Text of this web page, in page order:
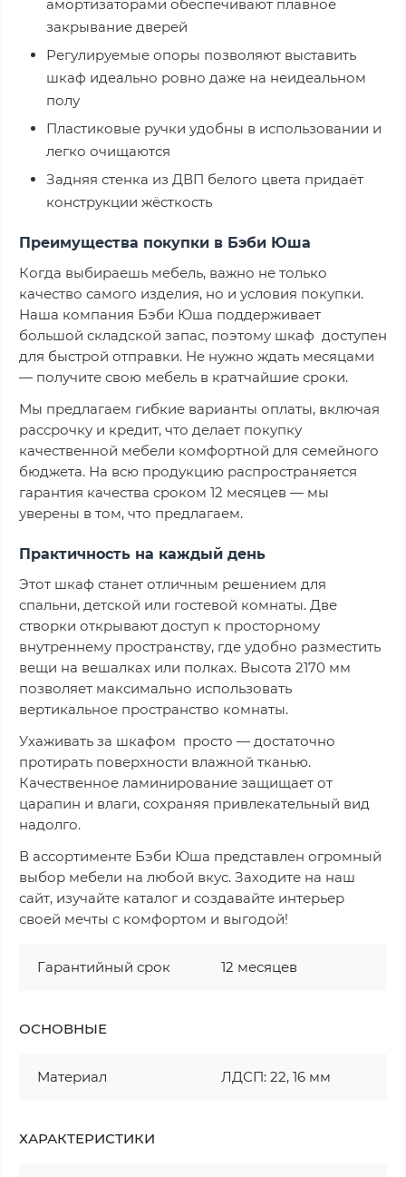
амортизаторами обеспечивают плавное
закрывание дверей
Регулируемые опоры позволяют выставить
шкаф идеально ровно даже на неидеальном
полу
Пластиковые ручки удобны в использовании и
легко очищаются
Задняя стенка из ДВП белого цвета придаёт
конструкции жёсткость
Преимущества покупки в Бэби Юша
Когда выбираешь мебель, важно не только
качество самого изделия, но и условия покупки.
Наша компания Бэби Юша поддерживает
большой складской запас, поэтому шкаф доступен
для быстрой отправки. Не нужно ждать месяцами
— получите свою мебель в кратчайшие сроки.
Мы предлагаем гибкие варианты оплаты, включая
рассрочку и кредит, что делает покупку
качественной мебели комфортной для семейного
бюджета. На всю продукцию распространяется
гарантия качества сроком 12 месяцев — мы
уверены в том, что предлагаем.
Практичность на каждый день
Этот шкаф станет отличным решением для
спальни, детской или гостевой комнаты. Две
створки открывают доступ к просторному
внутреннему пространству, где удобно разместить
вещи на вешалках или полках. Высота 2170 мм
позволяет максимально использовать
вертикальное пространство комнаты.
Ухаживать за шкафом просто — достаточно
протирать поверхности влажной тканью.
Качественное ламинирование защищает от
царапин и влаги, сохраняя привлекательный вид
надолго.
В ассортименте Бэби Юша представлен огромный
выбор мебели на любой вкус. Заходите на наш
сайт, изучайте каталог и создавайте интерьер
своей мечты с комфортом и выгодой!
Гарантийный срок 12 месяцев
ОСНОВНЫЕ
Материал ЛДСП: 22, 16 мм
ХАРАКТЕРИСТИКИ